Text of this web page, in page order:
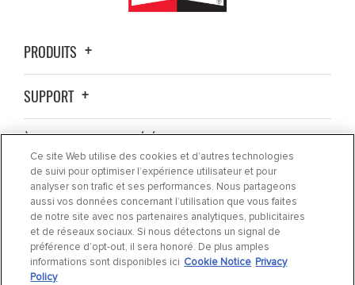
PRODUITS
SUPPORT
À PROPOS DE LA SOCIÉTÉ
OÙ ACHETER ?
ACTUALITÉS
CONTACTEZ-NOUS
Ce site Web utilise des cookies et d’autres technologies
de suivi pour optimiser l’expérience utilisateur et pour
analyser son trafic et ses performances. Nous partageons
aussi vos données concernant l’utilisation que vous faites
de notre site avec nos partenaires analytiques, publicitaires
et de réseaux sociaux. Si nous détectons un signal de
préférence d’opt-out, il sera honoré. De plus amples
informations sont disponibles ici Cookie Notice Privacy
Policy